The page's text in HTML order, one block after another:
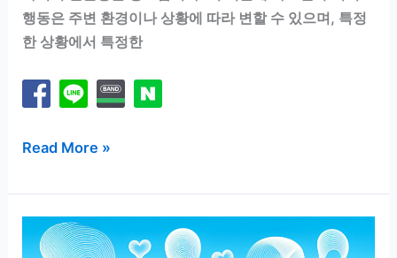
행동은 주변 환경이나 상황에 따라 변할 수 있으며, 특정
한 상황에서 특정한
10
지
심
리
Read More »